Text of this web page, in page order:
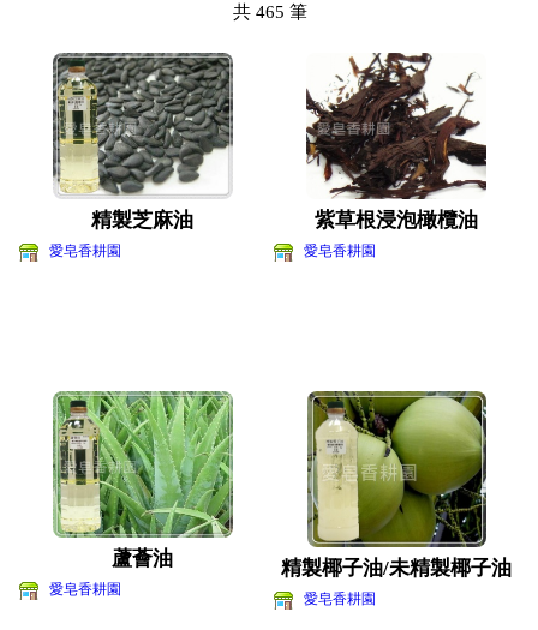
共465 筆
精製芝麻油
愛皂香耕園
紫草根浸泡橄欖油
愛皂香耕園
蘆薈油
愛皂香耕園
精製椰子油/未精製椰子油
愛皂香耕園